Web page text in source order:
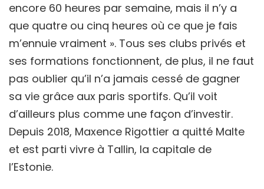
encore 60 heures par semaine, mais il n’y a
que quatre ou cinq heures où ce que je fais
m’ennuie vraiment ». Tous ses clubs privés et
ses formations fonctionnent, de plus, il ne faut
pas oublier qu’il n’a jamais cessé de gagner
sa vie grâce aux paris sportifs. Qu’il voit
d’ailleurs plus comme une façon d’investir.
Depuis 2018, Maxence Rigottier a quitté Malte
et est parti vivre à Tallin, la capitale de
l’Estonie.